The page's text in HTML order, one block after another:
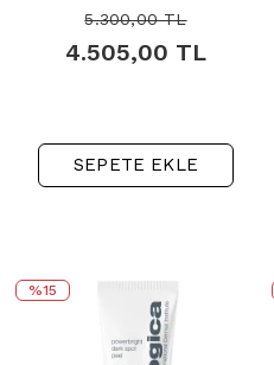
5.300,00TL
4.505,00 TL
SEPETE EKLE
%15